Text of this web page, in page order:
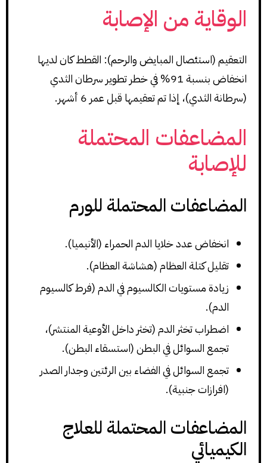
الوقاية من الإصابة
التعقيم (استئصال المبايض والرحم): القطط كان لديها
انخفاض بنسبة 91% في خطر تطوير سرطان الثدي
(سرطانة الثدي)، إذا تم تعقيمها قبل عمر 6 أشهر.
المضاعفات المحتملة
للإصابة
المضاعفات المحتملة للورم
انخفاض عدد خلايا الدم الحمراء (الأنيميا).
تقليل كتلة العظام (هشاشة العظام).
زيادة مستويات الكالسيوم في الدم (فرط كالسيوم
الدم).
اضطراب تخثر الدم (تخثر داخل الأوعية المنتشر)،
تجمع السوائل في البطن (استسقاء البطن).
تجمع السوائل في الفضاء بين الرئتين وجدار الصدر
(افرازات جنبية).
المضاعفات المحتملة للعلاج
الكيميائي